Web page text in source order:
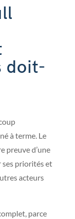
doit-
à terme. Le
preuve d’une
ses priorités et
acteurs
parce